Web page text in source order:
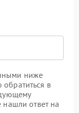
ниже
в
нашли ответ на